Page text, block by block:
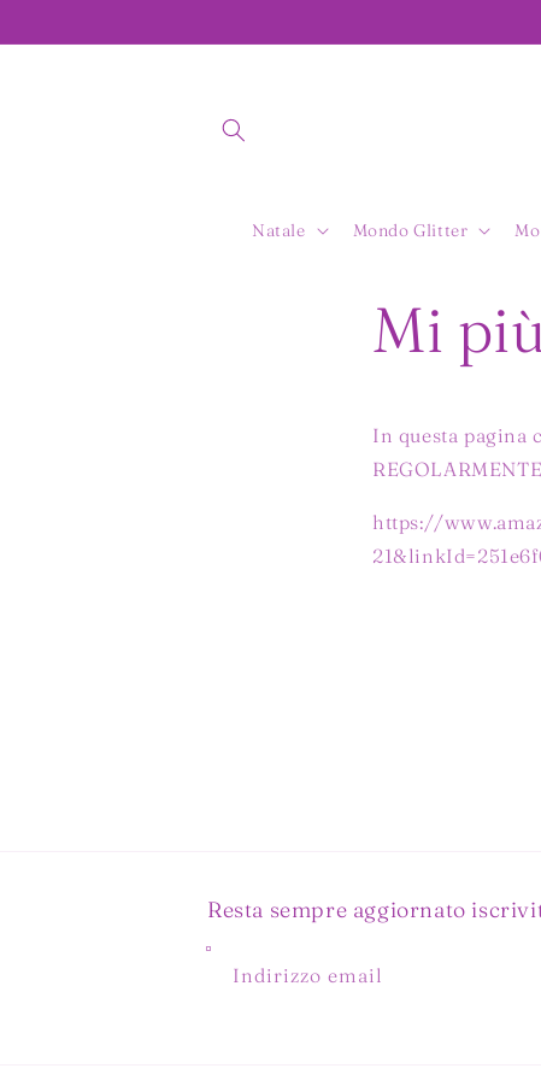
ai contenuti
Natale Mondo Glitter
Mi
In questa pagina
https://
Resta sempre aggiornato
Indirizzo email